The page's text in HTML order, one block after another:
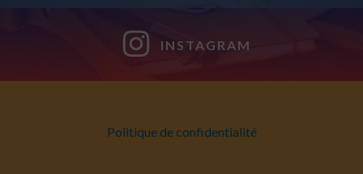
INSTAGRAM
Politique de confidentialité